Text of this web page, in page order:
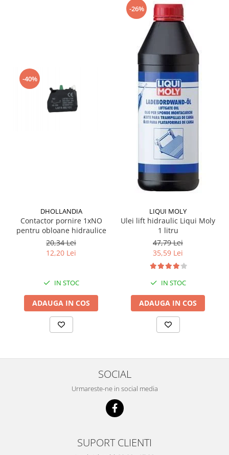
-40%
DHOLLANDIA
Contactor pornire 1xNO
pentru obloane hidraulice
20,34 Lei
12,20 Lei
IN STOC
ADAUGA IN COS
-26%
LIQUI MOLY
Ulei lift hidraulic Liqui Moly
1 litru
47,79 Lei
35,59 Lei
IN STOC
ADAUGA IN COS
SOCIAL
Urmareste-ne in social media
SUPORT CLIENTI